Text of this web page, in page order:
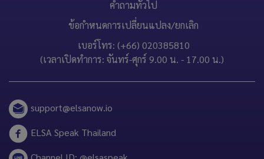
คำถามทั่วไป
ข้อกำหนดการเปลี่ยนแปลง/ยกเลิก
เบอร์โทร: (+66) 020385810
(เวลาเปิดทำการ: จันทร์-ศุกร์ 9.00 น. - 17.00 น.)
support@elsanow.io
ELSA Speak Thailand